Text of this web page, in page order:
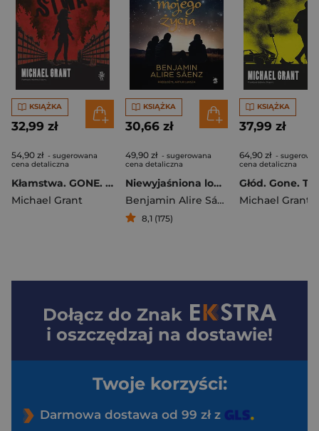
KSIĄŻKA
32,99 zł
54,90 zł - sugerowana
cena detaliczna
Kłamstwa. GONE. Tom 3
Michael Grant
KSIĄŻKA
30,66 zł
49,90 zł - sugerowana
cena detaliczna
Niewyjaśniona logika mojego życia
Benjamin Alire Sáenz
8,1 (175)
KSIĄŻKA
37,99 zł
64,90 zł -
cena detaliczna
Głód. Gone.
Michael Grant
Dołącz do Znak
i oszczędzaj na dostawie!
Twoje korzyści:
Darmowa dostawa od 99 zł z